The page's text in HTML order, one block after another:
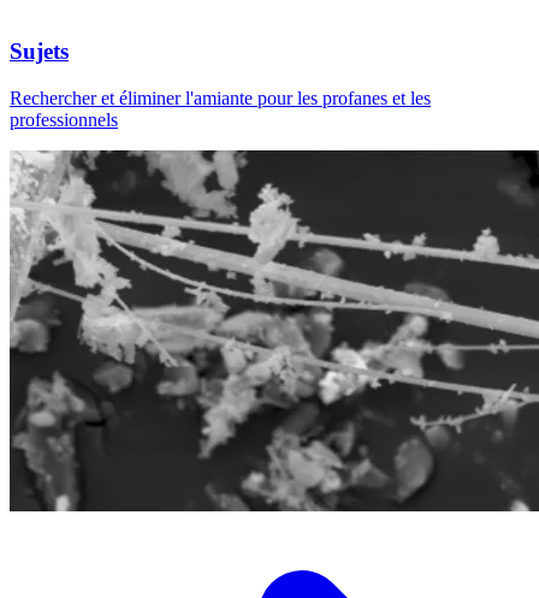
Sujets
Rechercher et éliminer l'amiante pour les profanes et les
professionnels